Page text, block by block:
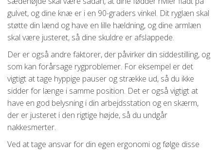
gulvet, og dine knæ er i en 90-graders vinkel. Dit ryglæn skal
støtte din lænd og have en lille hældning, og dine armlæn
skal være justeret, så dine skuldre er afslappede.
Der er også andre faktorer, der påvirker din siddestilling, og
som kan forårsage rygproblemer. For eksempel er det
vigtigt at tage hyppige pauser og strække ud, så du ikke
sidder for længe i samme position. Det er også vigtigt at
have en god belysning i din arbejdsstation og en skærm,
der er justeret i den rigtige højde, så du undgår
nakkesmerter.
Ved at tage ansvar for din egen ergonomi og følge disse